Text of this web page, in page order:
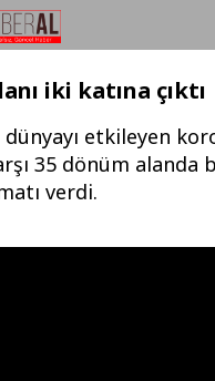
iki katına çıktı
etkileyen
35 dönüm alanda
verdi.